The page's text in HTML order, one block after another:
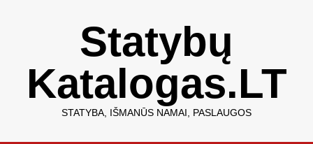
Statybų
Katalogas.LT
STATYBA, IŠMANŪS NAMAI, PASLAUGOS